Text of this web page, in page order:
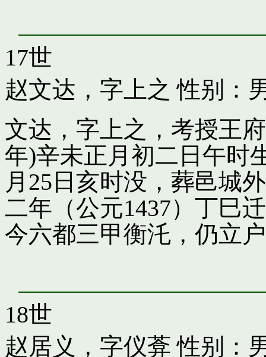
17世
赵文达，字上之 性别：
文达，字上之，考授王
年)辛未正月初二日午时
月25日亥时没，葬邑城
二年（公元1437）丁巳
今六都三甲衡汑，仍立
18世
赵居义，字仪葊 性别：